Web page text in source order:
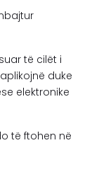
të cilët i
duke
elektronike
të ftohen në